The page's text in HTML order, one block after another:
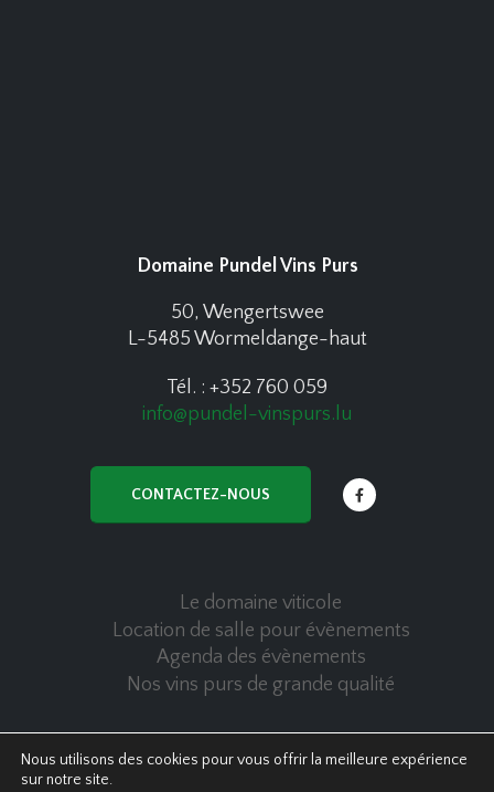
Domaine Pundel Vins Purs
50, Wengertswee
L-5485 Wormeldange-haut
Tél. : +352 760 059
info@pundel-vinspurs.lu
CONTACTEZ-NOUS
Le domaine viticole
Location de salle pour évènements
Agenda des évènements
Nos vins purs de grande qualité
© Copyright 2020 Pundel Vins Purs - All Rights Reserved
Nous utilisons des cookies pour vous offrir la meilleure expérience
sur notre site.